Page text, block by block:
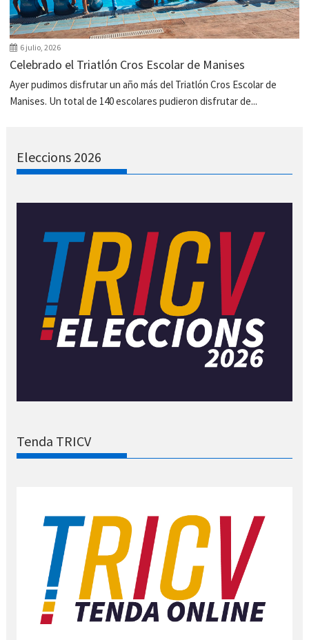
6 julio, 2026
Celebrado el Triatlón Cros Escolar de Manises
Ayer pudimos disfrutar un año más del Triatlón Cros Escolar de
Manises. Un total de 140 escolares pudieron disfrutar de...
Eleccions 2026
Tenda TRICV